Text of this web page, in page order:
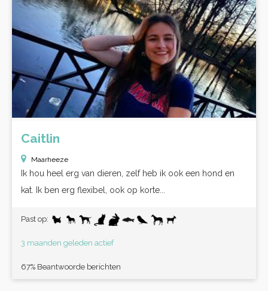
Caitlin
Maarheeze
Ik hou heel erg van dieren, zelf heb ik ook een hond en
kat. Ik ben erg flexibel, ook op korte...
Past op:
3 maanden geleden actief
67% Beantwoorde berichten